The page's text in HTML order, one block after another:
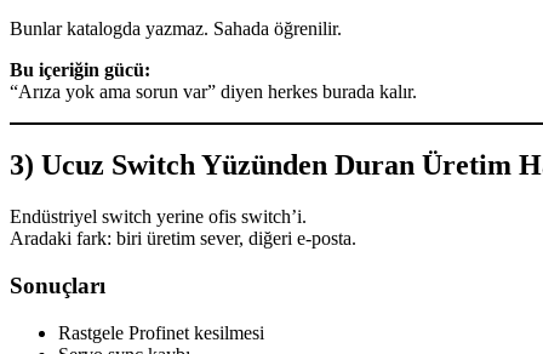
Bunlar katalogda yazmaz. Sahada öğrenilir.
Bu içeriğin gücü:
“Arıza yok ama sorun var” diyen herkes burada kalır.
3) Ucuz Switch Yüzünden Duran Üretim
Endüstriyel switch yerine ofis switch’i.
Aradaki fark: biri üretim sever, diğeri e-posta.
Sonuçları
Rastgele Profinet kesilmesi